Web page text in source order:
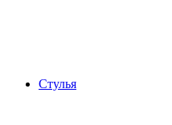
Стулья